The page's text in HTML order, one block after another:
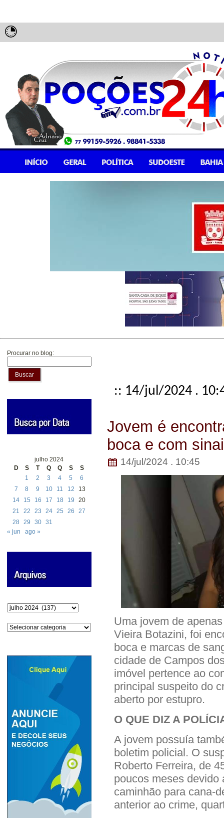
Procurar no blog:
Buscar
julho 2024
D
S T Q Q S
S
1
2 3 4 5
6
7
8 9 10 11 12
13
14
15 16 17 18 19
20
21
22 23 24 25 26
27
28
29 30 31
« jun
ago »
Arquivos
Categorias
:: 14/jul/2024 .
Jovem é
boca e com
14/jul/2024 . 10:45
Uma jovem de
Vieira Botazini, foi
boca e marcas de
cidade de Campos
imóvel pertence ao
principal suspeito do
aberto por estupro.
O QUE DIZ A
A jovem possuía
boletim policial. O
Roberto Ferreira, de
poucos meses devido
caminhão para cana-
anterior ao crime,